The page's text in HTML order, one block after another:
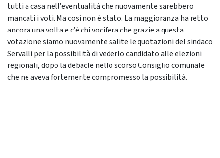
tutti a casa nell’eventualità che nuovamente sarebbero
mancati i voti. Ma così non è stato. La maggioranza ha retto
ancora una volta e c’è chi vocifera che grazie a questa
votazione siamo nuovamente salite le quotazioni del sindaco
Servalli per la possibilità di vederlo candidato alle elezioni
regionali, dopo la debacle nello scorso Consiglio comunale
che ne aveva fortemente compromesso la possibilità.